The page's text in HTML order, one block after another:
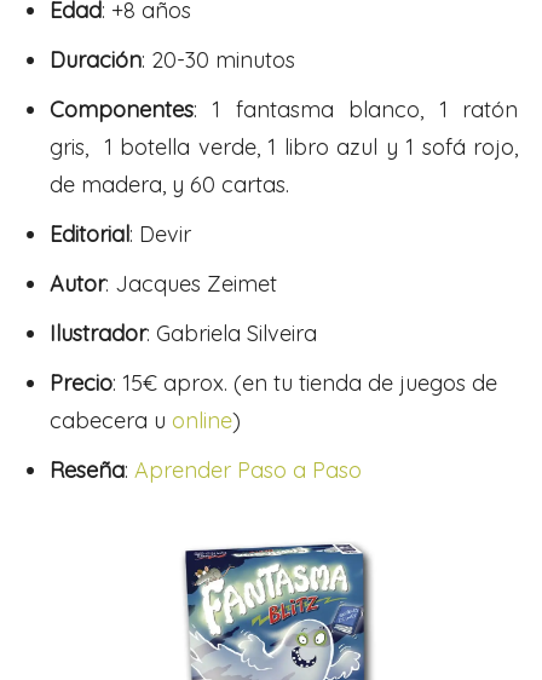
Edad: +8 años
Duración: 20-30 minutos
Componentes: 1 fantasma blanco, 1 ratón
gris, 1 botella verde, 1 libro azul y 1 sofá rojo,
de madera, y 60 cartas.
Editorial: Devir
Autor: Jacques Zeimet
Ilustrador: Gabriela Silveira
Precio: 15€ aprox. (en tu tienda de juegos de
cabecera u online)
Reseña: Aprender Paso a Paso